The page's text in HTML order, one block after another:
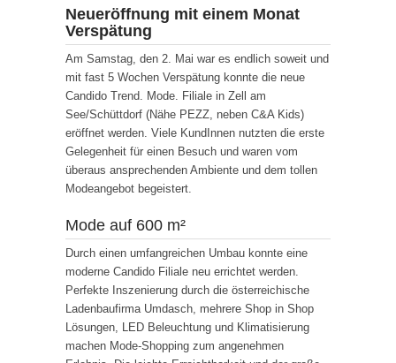
Neueröffnung mit einem Monat
Verspätung
Am Samstag, den 2. Mai war es endlich soweit und
mit fast 5 Wochen Verspätung konnte die neue
Candido Trend. Mode. Filiale in Zell am
See/Schüttdorf (Nähe PEZZ, neben C&A Kids)
eröffnet werden. Viele KundInnen nutzten die erste
Gelegenheit für einen Besuch und waren vom
überaus ansprechenden Ambiente und dem tollen
Modeangebot begeistert.
Mode auf 600 m²
Durch einen umfangreichen Umbau konnte eine
moderne Candido Filiale neu errichtet werden.
Perfekte Inszenierung durch die österreichische
Ladenbaufirma Umdasch, mehrere Shop in Shop
Lösungen, LED Beleuchtung und Klimatisierung
machen Mode-Shopping zum angenehmen